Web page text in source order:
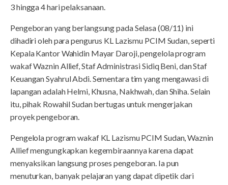
3 hingga 4 hari pelaksanaan.
Pengeboran yang berlangsung pada Selasa (08/11) ini
dihadiri oleh para pengurus KL Lazismu PCIM Sudan, seperti
Kepala Kantor Wahidin Mayar Daroji, pengelola program
wakaf Waznin Allief, Staf Administrasi Sidiq Beni, dan Staf
Keuangan Syahrul Abdi. Sementara tim yang mengawasi di
lapangan adalah Helmi, Khusna, Nakhwah, dan Shiha. Selain
itu, pihak Rowahil Sudan bertugas untuk mengerjakan
proyek pengeboran.
Pengelola program wakaf KL Lazismu PCIM Sudan, Waznin
Allief mengungkapkan kegembiraannya karena dapat
menyaksikan langsung proses pengeboran. Ia pun
menuturkan, banyak pelajaran yang dapat dipetik dari